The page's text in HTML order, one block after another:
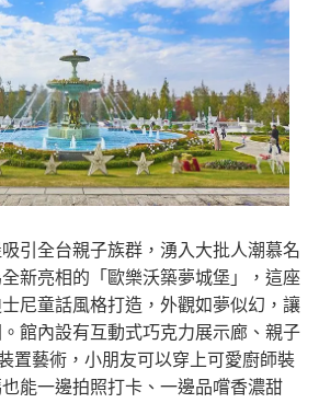
引全台親子族群，湧入大批人潮慕名
新亮相的「歐樂沃築夢城堡」，這座
尼童話風格打造，外觀如夢似幻，讓
館內設有互動式巧克力展示廊、親子
置藝術，小朋友可以穿上可愛廚師裝
能一邊拍照打卡、一邊品嚐香濃甜